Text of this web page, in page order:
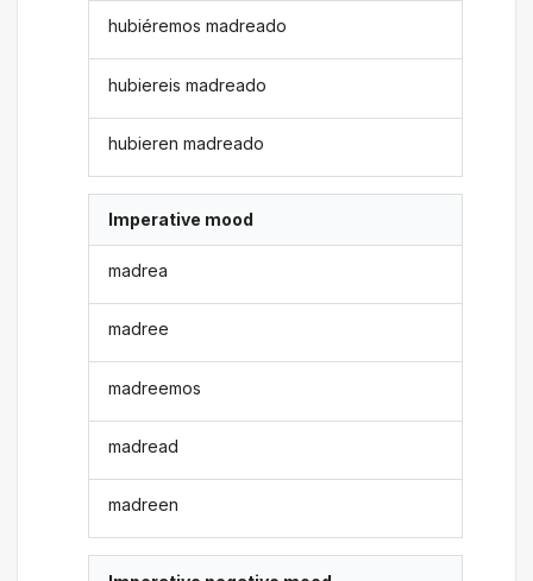
hubiéremos madreado
hubiereis madreado
hubieren madreado
Imperative mood
madrea
madree
madreemos
madread
madreen